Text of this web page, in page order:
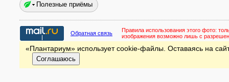
Полезные приёмы
Обратная связь Правила использования этого фото:
изображения возможно лишь с
«Плантариум» использует cookie-файлы. Оставаясь на
Соглашаюсь